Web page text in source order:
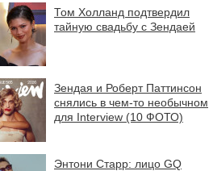
Том Холланд подтвердил
тайную свадьбу с Зендаей
Зендая и Роберт Паттинсон
снялись в чем-то необычном
для Interview (10 ФОТО)
Энтони Старр: лицо GQ